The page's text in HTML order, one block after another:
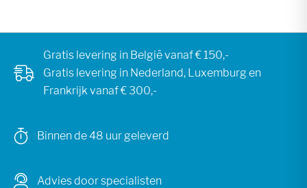
Gratis levering in België vanaf € 150,-
Gratis levering in Nederland, Luxemburg en
Frankrijk vanaf € 300,-
Binnen de 48 uur geleverd
Advies door specialisten